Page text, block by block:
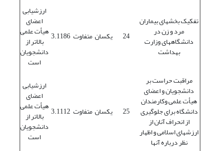
تفکیک بخشهای بیماران
مرد و زن در
دانشگاههای وزارت
بهداشت
24 یکسان متفاوت 3.1186
ارزشیابی
اعضای
هیأت علمی
بالاتر از
دانشجویان
است
مراقبت حراست بر
دانشجویان و اعضای
هیأت علمی وکارمندان
دانشگاه برای جلوگیری
از انحراف آنان از
ارزشهای اسلامی و اظهار
نظر درباره آنها
25 یکسان متفاوت 3.1112
ارزشیابی
اعضای
هیأت علمی
بالاتر از
دانشجویان
است